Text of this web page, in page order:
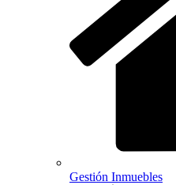
Gestión Inmuebles